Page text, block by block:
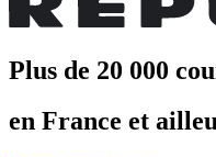
Plus de 20 000
en France et